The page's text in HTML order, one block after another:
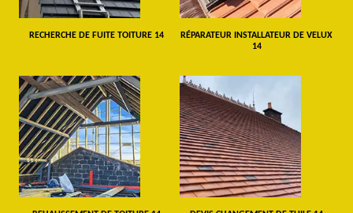
RECHERCHE DE FUITE TOITURE 14
RÉPARATEUR INSTALLATEUR DE VELUX
14